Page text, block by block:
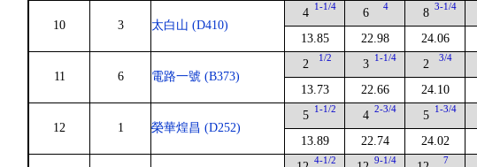
10 3 太白山 (D410)
4 1-1/4
13.85
6 4
22.98
8 3-1/4
24.06
11 6 電路一號 (B373)
2 1/2
13.73
3 1-1/4
22.66
2 3/4
24.10
12 1 榮華煌昌 (D252)
5 1-1/2
13.89
4 2-3/4
22.74
5 1-3/4
24.02
4-1/2 9-1/4 7